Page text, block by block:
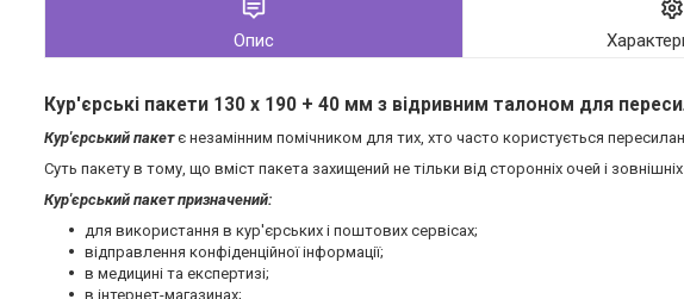
Опис
Кур'єрські пакети 130 х 190 + 40 мм з відривним талоном для
Кур'єрський пакетє незамінним помічником для тих, хто часто користується
Суть пакету в тому, що вміст пакета захищений не тільки від сторонніх очей і
Кур'єрський пакет призначений:
для використання в кур'єрських і поштових сервісах;
відправлення конфіденційної інформації;
в медицині та експертизі;
в інтернет-магазинах;